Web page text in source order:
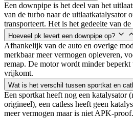
Een downpipe is het deel van het
van de turbo naar de uitlaatkatalysator
transporteert. Het is het gedeelte van
Hoeveel pk levert een downpipe op?
Afhankelijk van de auto en overige
merkbaar meer vermogen opleveren,
remap. De motor wordt minder beperkt
vrijkomt.
Wat is het verschil tussen sportkat en
Een sportkat heeft nog een katalysator
origineel), een catless heeft geen
meer vermogen maar is niet APK-proof.